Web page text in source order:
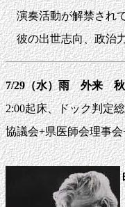
演奏活動が解禁されて
彼の出世志向、政治力
7/29（水）雨 外来 秋
2:00起床、ドック判定
協議会+県医師会理事